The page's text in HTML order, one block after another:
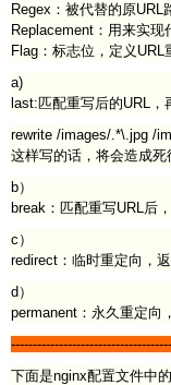
Regex：被代替的原
Replacement：用来实
Flag：标志位，定义URL
a)
last:匹配重写后的URL
rewrite /images/.*\.jpg /
这样写的话，将会造成死
b）
break：匹配重写URL后
c）
redirect：临时重定向，
d）
permanent：永久重定向
下面是nginx配置文件中